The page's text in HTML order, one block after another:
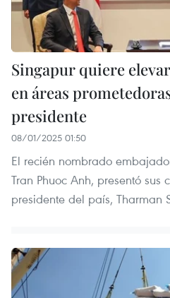
Singapur quiere
en áreas
presidente
08/01/2025 01:50
El recién nombrado
Tran Phuoc Anh, presentó sus
presidente del país, Tharman